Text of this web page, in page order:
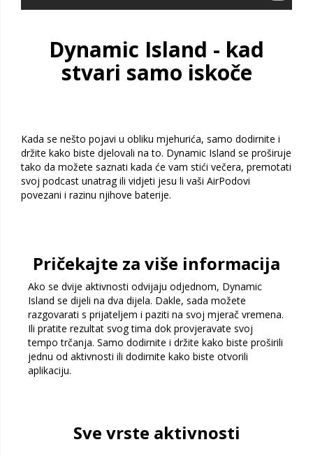
Dynamic Island - kad
stvari samo iskoče
Kada se nešto pojavi u obliku mjehurića, samo dodirnite i
držite kako biste djelovali na to. Dynamic Island se proširuje
tako da možete saznati kada će vam stići večera, premotati
svoj podcast unatrag ili vidjeti jesu li vaši AirPodovi
povezani i razinu njihove baterije.
Pričekajte za više informacija
Ako se dvije aktivnosti odvijaju odjednom, Dynamic
Island se dijeli na dva dijela. Dakle, sada možete
razgovarati s prijateljem i paziti na svoj mjerač vremena.
Ili pratite rezultat svog tima dok provjeravate svoj
tempo trčanja. Samo dodirnite i držite kako biste proširili
jednu od aktivnosti ili dodirnite kako biste otvorili
aplikaciju.
Sve vrste aktivnosti